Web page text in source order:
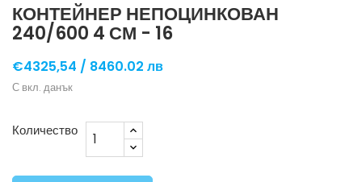
КОНТЕЙНЕР НЕПОЦИНКОВАН
240/600 4 СМ - 16
€4325,54 / 8460.02 лв
С вкл. данък
Количество